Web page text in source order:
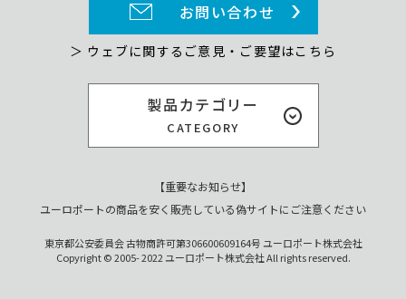
製品カテゴリー
CATEGORY
お問い合わせ
＞ ウェブに関するご意見・ご要望はこちら
【重要なお知らせ】
ユーロポートの商品を安く販売している偽サイトにご注意ください
東京都公安委員会 古物商許可第306600609164号 ユーロポート株式会社
Copyright © 2005- 2022 ユーロポート株式会社 All rights reserved.